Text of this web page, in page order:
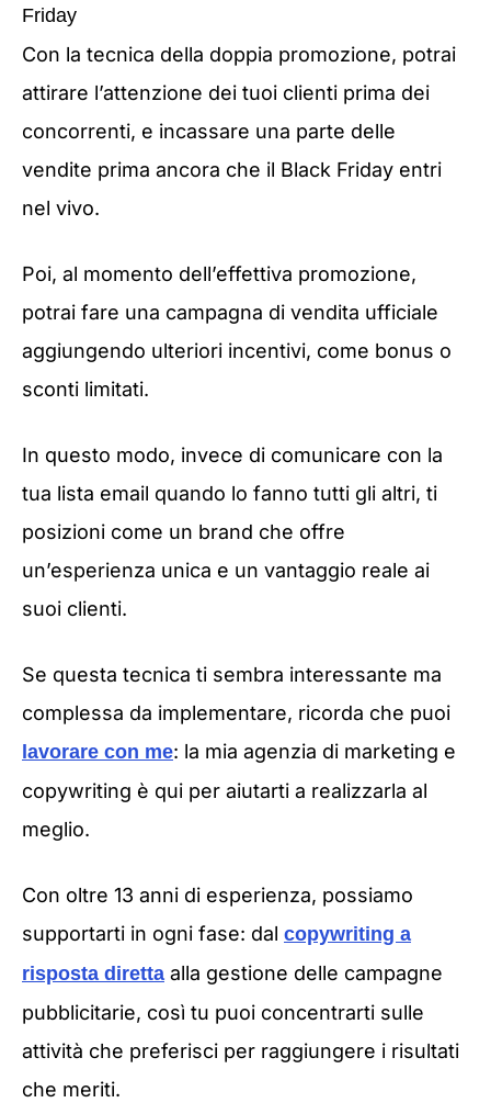
Friday
Con la tecnica della doppia promozione, potrai
attirare l’attenzione dei tuoi clienti prima dei
concorrenti, e incassare una parte delle
vendite prima ancora che il Black Friday entri
nel vivo.
Poi, al momento dell’effettiva promozione,
potrai fare una campagna di vendita ufficiale
aggiungendo ulteriori incentivi, come bonus o
sconti limitati.
In questo modo, invece di comunicare con la
tua lista email quando lo fanno tutti gli altri, ti
posizioni come un brand che offre
un’esperienza unica e un vantaggio reale ai
suoi clienti.
Se questa tecnica ti sembra interessante ma
complessa da implementare, ricorda che puoi
lavorare con me: la mia agenzia di marketing e
copywriting è qui per aiutarti a realizzarla al
meglio.
Con oltre 13 anni di esperienza, possiamo
supportarti in ogni fase: dal copywriting a
risposta diretta alla gestione delle campagne
pubblicitarie, così tu puoi concentrarti sulle
attività che preferisci per raggiungere i risultati
che meriti.